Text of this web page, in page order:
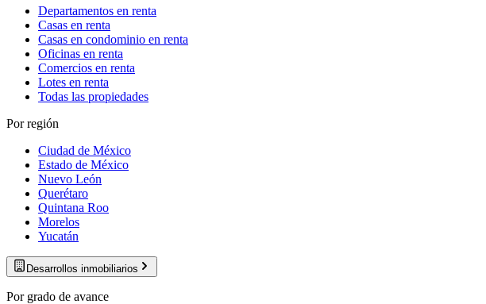
Departamentos en renta
Casas en renta
Casas en condominio en renta
Oficinas en renta
Comercios en renta
Lotes en renta
Todas las propiedades
Por región
Ciudad de México
Estado de México
Nuevo León
Querétaro
Quintana Roo
Morelos
Yucatán
Desarrollos inmobiliarios
Por grado de avance